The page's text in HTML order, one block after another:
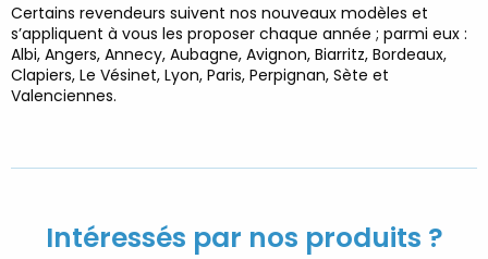
Certains revendeurs suivent nos nouveaux modèles et
s’appliquent à vous les proposer chaque année ; parmi eux :
Albi, Angers, Annecy, Aubagne, Avignon, Biarritz, Bordeaux,
Clapiers, Le Vésinet, Lyon, Paris, Perpignan, Sète et
Valenciennes.
Intéressés par nos produits ?